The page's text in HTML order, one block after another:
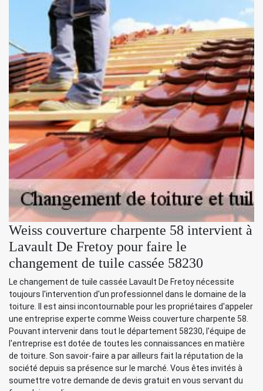
Weiss couverture charpente 58 intervient à
Lavault De Fretoy pour faire le
changement de tuile cassée 58230
Le changement de tuile cassée Lavault De Fretoy nécessite
toujours l'intervention d'un professionnel dans le domaine de la
toiture. Il est ainsi incontournable pour les propriétaires d'appeler
une entreprise experte comme Weiss couverture charpente 58.
Pouvant intervenir dans tout le département 58230, l'équipe de
l'entreprise est dotée de toutes les connaissances en matière
de toiture. Son savoir-faire a par ailleurs fait la réputation de la
société depuis sa présence sur le marché. Vous êtes invités à
soumettre votre demande de devis gratuit en vous servant du